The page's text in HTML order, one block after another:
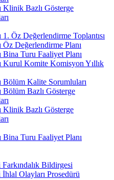
Klinik Bazlı Gösterge
1. Öz Değerlendirme Toplantısı
Öz Değerlendirme Planı
Bina Turu Faaliyet Planı
Kurul Komite Komisyon Yıllık
Bölüm Kalite Sorumluları
Bölüm Bazlı Gösterge
Klinik Bazlı Gösterge
Bina Turu Faaliyet Planı
Bildirgesi
Olayları Prosedürü